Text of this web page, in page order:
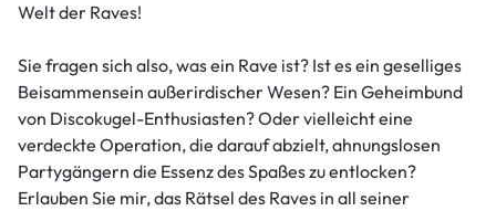
Welt der Raves!
Sie fragen sich also, was ein Rave ist? Ist es ein geselliges
Beisammensein außerirdischer Wesen? Ein Geheimbund
von Discokugel-Enthusiasten? Oder vielleicht eine
verdeckte Operation, die darauf abzielt, ahnungslosen
Partygängern die Essenz des Spaßes zu entlocken?
Erlauben Sie mir, das Rätsel des Raves in all seiner